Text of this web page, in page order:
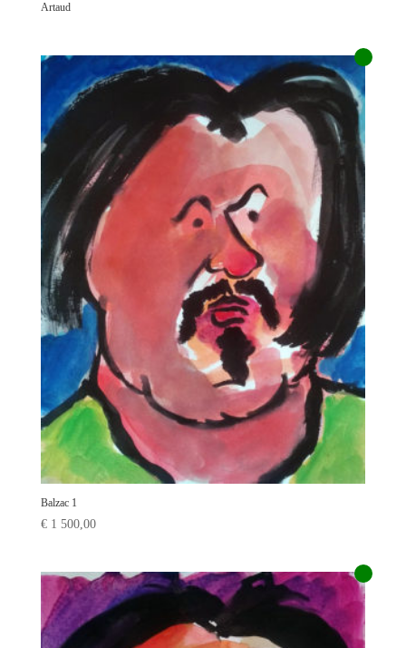
Artaud
Balzac 1
€1 500,00